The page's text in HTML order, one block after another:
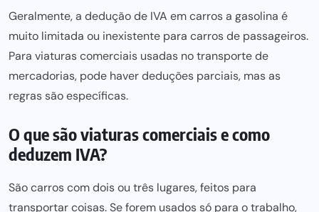
Geralmente, a dedução de IVA em carros a gasolina é
muito limitada ou inexistente para carros de passageiros.
Para viaturas comerciais usadas no transporte de
mercadorias, pode haver deduções parciais, mas as
regras são específicas.
O que são viaturas comerciais e como
deduzem IVA?
São carros com dois ou três lugares, feitos para
transportar coisas. Se forem usados só para o trabalho,